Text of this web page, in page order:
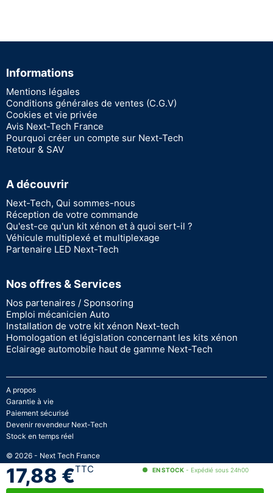
17,88 €TTC EN STOCK - Expédié sous 24h00
Informations
Mentions légales
Conditions générales de ventes (C.G.V)
Cookies et vie privée
Avis Next-Tech France
Pourquoi créer un compte sur Next-Tech
Retour & SAV
A découvrir
Next-Tech, Qui sommes-nous
Réception de votre commande
Qu'est-ce qu'un kit xénon et à quoi sert-il ?
Véhicule multiplexé et multiplexage
Partenaire LED Next-Tech
Nos offres & Services
Nos partenaires / Sponsoring
Emploi mécanicien Auto
Installation de votre kit xénon Next-tech
Homologation et législation concernant les kits xénon
Eclairage automobile haut de gamme Next-Tech
A propos
Garantie à vie
Paiement sécurisé
Devenir revendeur Next-Tech
Stock en temps réel
© 2026 - Next Tech France